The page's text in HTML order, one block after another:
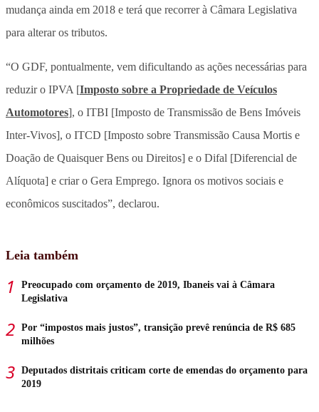
mudança ainda em 2018 e terá que recorrer à Câmara Legislativa
para alterar os tributos.
“O GDF, pontualmente, vem dificultando as ações necessárias para
reduzir o IPVA [Imposto sobre a Propriedade de Veículos
Automotores], o ITBI [Imposto de Transmissão de Bens Imóveis
Inter-Vivos], o ITCD [Imposto sobre Transmissão Causa Mortis e
Doação de Quaisquer Bens ou Direitos] e o Difal [Diferencial de
Alíquota] e criar o Gera Emprego. Ignora os motivos sociais e
econômicos suscitados”, declarou.
Leia também
Preocupado com orçamento de 2019, Ibaneis vai à Câmara
Legislativa
Por “impostos mais justos”, transição prevê renúncia de R$ 685
milhões
Deputados distritais criticam corte de emendas do orçamento para
2019